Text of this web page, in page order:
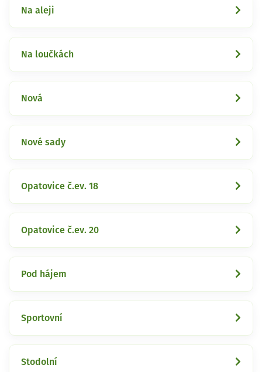
Na aleji
Na loučkách
Nová
Nové sady
Opatovice č.ev. 18
Opatovice č.ev. 20
Pod hájem
Sportovní
Stodolní